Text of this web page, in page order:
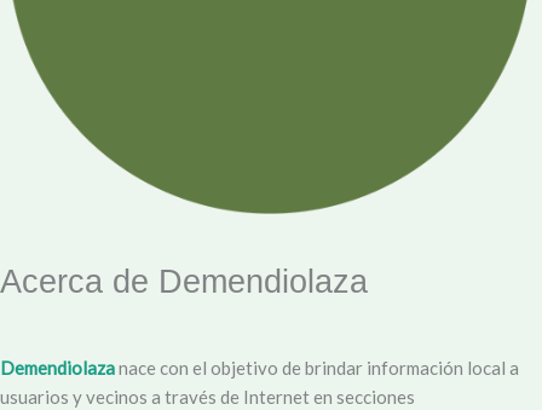
Acerca de Demendiolaza
Demendiolazanace con el objetivo de brindar información local a
usuarios y vecinos a través de Internet en secciones